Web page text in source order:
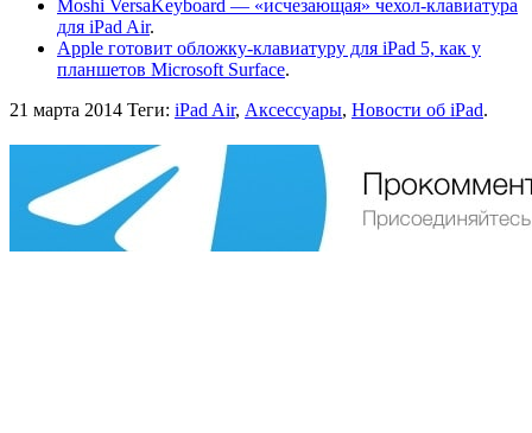
Moshi VersaKeyboard — «исчезающая» чехол-клавиатура
для iPad Air.
Apple готовит обложку-клавиатуру для iPad 5, как у
планшетов Microsoft Surface.
21 марта 2014 Теги: iPad Air, Аксессуары, Новости об iPad.